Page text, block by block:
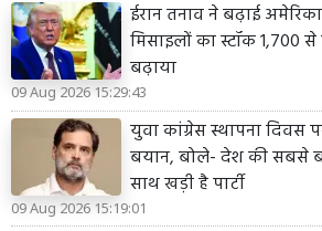
ईरान तनाव ने बढ़ाई
मिसाइलों का स्टॉक 1,700
बढ़ाया
09 Aug 2026 15:29:43
युवा कांग्रेस स्थापना दिवस
बयान, बोले- देश की सबसे
साथ खड़ी है पार्टी
09 Aug 2026 15:19:01